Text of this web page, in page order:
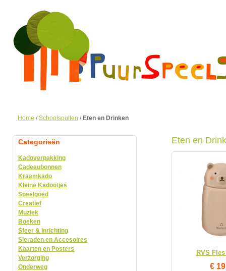
Home /Schoolspullen / Eten en Drinken
Eten en
RVS
€
Categorieën
Kadoverpakking
Cadeaubonnen
Kraamkado
Kleine Kadootjes
Speelgoed
Creatief
Muziek
Boeken
Sfeer & Inrichting
Sieraden en Accesoires
Kaarten en Posters
Verzorging
Onderweg